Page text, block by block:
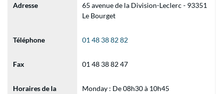
Adresse
65 avenue de la Division-Leclerc - 93351
Le Bourget
Téléphone 01 48 38 82 82
Fax 01 48 38 82 47
Horaires de la
Monday : De 08h30 à 10h45